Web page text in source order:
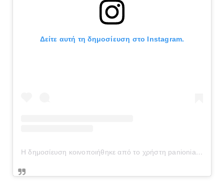
Δείτε αυτή τη δημοσίευση στο Instagram.
Η δημοσίευση κοινοποιήθηκε από το χρήστη panionianea.gr (@panionianea.gr)